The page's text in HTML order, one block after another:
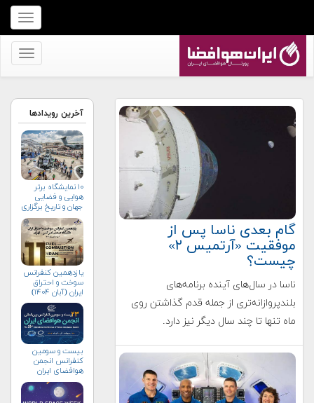
برای
نمایش
منو
برای
کنید
گام بعدی ناسا پس از
موفقیت «آرتمیس ۲»
چیست؟
ناسا در سال‌های آینده برنامه‌های
بلندپروازانه‌تری از جمله قدم گذاشتن روی
ماه تنها تا چند سال دیگر نیز دارد.
آخرین رویدادها
۱۰ نمایشگاه برتر
هوایی و فضایی
جهان و تاریخ برگزاری
آن‌ها
یازدهمین کنفرانس
سوخت و احتراق
ایران (آبان‌ ۱۴۰۴)
بیست و سومین
کنفرانس انجمن
هوافضای ايران